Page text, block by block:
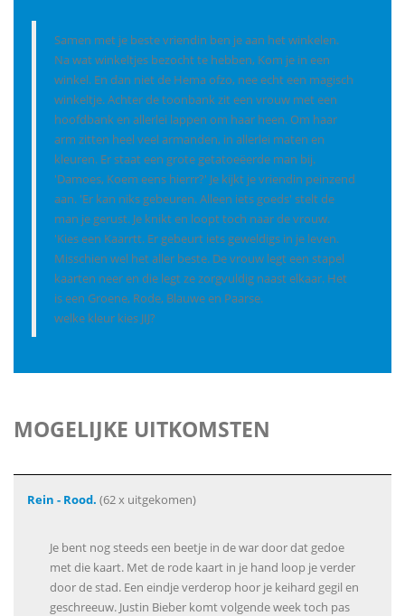
Samen met je beste vriendin ben je aan het winkelen.
Na wat winkeltjes bezocht te hebben, Kom je in een
winkel. En dan niet de Hema ofzo, nee echt een magisch
winkeltje. Achter de toonbank zit een vrouw met een
hoofdbank en allerlei lappen om haar heen. Om haar
arm zitten heel veel armanden, in allerlei maten en
kleuren. Er staat een grote getatoeëerde man bij.
'Damoes, Koem eens hierrr?' Je kijkt je vriendin peinzend
aan. 'Er kan niks gebeuren. Alleen iets goeds' stelt de
man je gerust. Je knikt en loopt toch naar de vrouw.
'Kies een Kaarrtt. Er gebeurt iets geweldigs in je leven.
Misschien wel het aller beste. De vrouw legt een stapel
kaarten neer en die legt ze zorgvuldig naast elkaar. Het
is een Groene, Rode, Blauwe en Paarse.
welke kleur kies JIJ?
MOGELIJKE UITKOMSTEN
Rein - Rood. (62 x uitgekomen)
Je bent nog steeds een beetje in de war door dat gedoe
met die kaart. Met de rode kaart in je hand loop je verder
door de stad. Een eindje verderop hoor je keihard gegil en
geschreeuw. Justin Bieber komt volgende week toch pas